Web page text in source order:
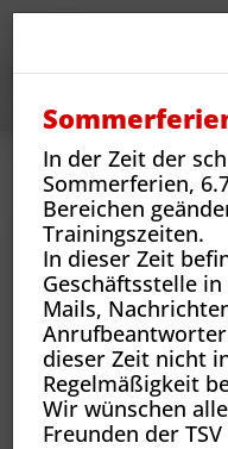
Neues Vereins-News
In der Zeit der
Sommerferien,
Bereichen
Trainingszeiten.
In dieser Zeit
Geschäftsstelle
Mails,
dieser Zeit nicht
Regelmäßigkeit
Wir wünschen
Freunden der